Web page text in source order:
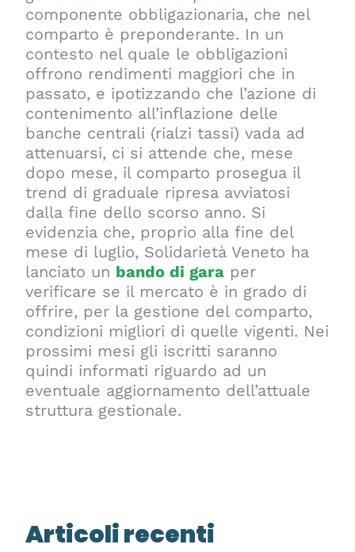
componente obbligazionaria, che nel
comparto è preponderante. In un
contesto nel quale le obbligazioni
offrono rendimenti maggiori che in
passato, e ipotizzando che l’azione di
contenimento all’inflazione delle
banche centrali (rialzi tassi) vada ad
attenuarsi, ci si attende che, mese
dopo mese, il comparto prosegua il
trend di graduale ripresa avviatosi
dalla fine dello scorso anno. Si
evidenzia che, proprio alla fine del
mese di luglio, Solidarietà Veneto ha
lanciato un bando di gara per
verificare se il mercato è in grado di
offrire, per la gestione del comparto,
condizioni migliori di quelle vigenti. Nei
prossimi mesi gli iscritti saranno
quindi informati riguardo ad un
eventuale aggiornamento dell’attuale
struttura gestionale.
Articoli recenti